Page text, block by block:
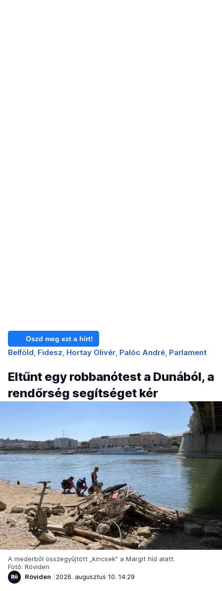
Oszd meg ezt a hírt!
Belföld Fidesz Hortay Olivér Palóc André Parlament
Eltűnt egy robbanótest a Dunából, a
rendőrség segítséget kér
A mederből összegyűjtött „kincsek” a Margit híd alatt.
Fotó: Röviden
Röviden
2026. augusztus 10. 14:29